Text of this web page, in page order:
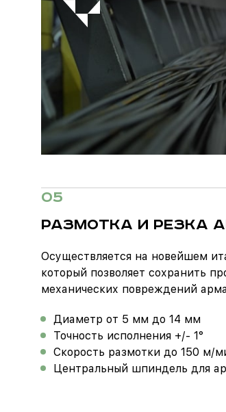
05
РАЗМОТКА И РЕЗКА
Осуществляется на новейшем
который позволяет сохранить
механических повреждений
Диаметр от 5 мм до 14 мм
Точность исполнения +/- 1°
Скорость размотки до 150 м/
Центральный шпиндель для